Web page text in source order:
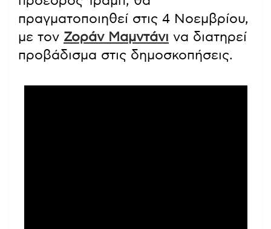
πραγματοποιηθεί στις 4 Νοεμβρίου,
με τον Ζοράν Μαμντάνι να διατηρεί
προβάδισμα στις δημοσκοπήσεις.